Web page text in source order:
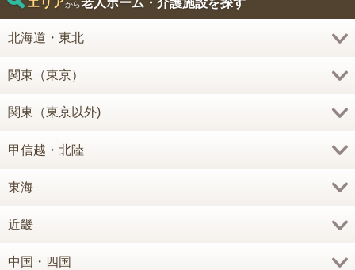
エリアから老人ホーム・介護施設を探す
北海道・東北
関東（東京）
関東（東京以外)
甲信越・北陸
東海
近畿
中国・四国